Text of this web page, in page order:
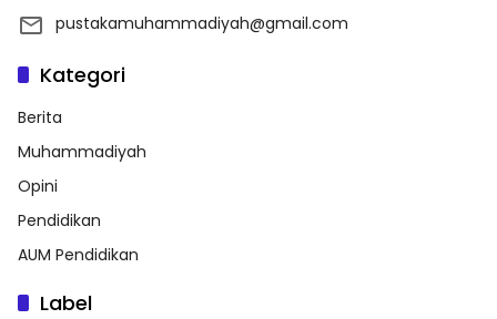
pustakamuhammadiyah@gmail.com
Kategori
Berita
Muhammadiyah
Opini
Pendidikan
AUM Pendidikan
Label